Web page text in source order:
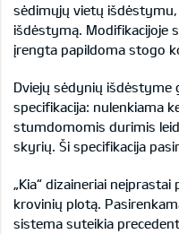
sėdimųjų vietų
išdėstymą. Modifikacijoje
įrengta papildoma stogo
Dviejų sėdynių išdėstyme
specifikacija: nulenkiama
stumdomomis durimis
skyrių. Ši specifikacija
„Kia“ dizaineriai neįprastai
krovinių plotą.
sistema suteikia